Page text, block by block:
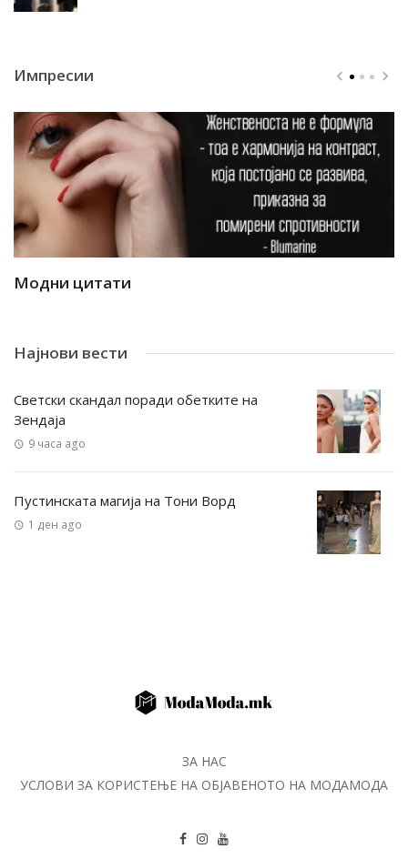
Импресии
Модни цитати
Најнови вести
Светски скандал поради обетките на
Зендаја
9 часа ago
Пустинската магија на Тони Ворд
1 ден ago
ЗА НАС
УСЛОВИ ЗА КОРИСТЕЊЕ НА ОБЈАВЕНОТО НА МОДАМОДА